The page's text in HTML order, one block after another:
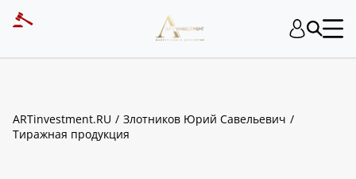
ARTinvestment.RU
Злотников Юрий Савельевич
Тиражная продукция